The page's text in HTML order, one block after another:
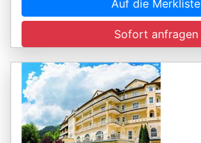
Auf die Merkliste
Sofort anfragen